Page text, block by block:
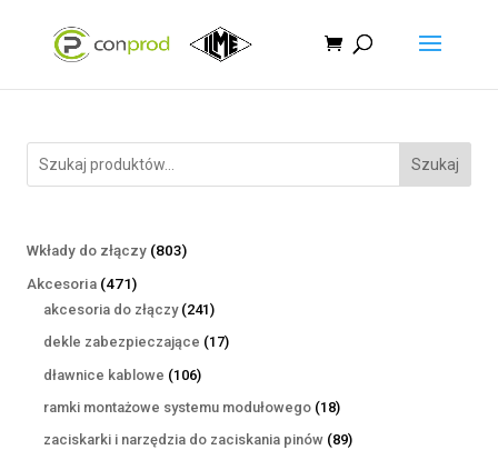
Szukaj
Wkłady do złączy 803803
Akcesoria 471471
produktów
akcesoria do złączy 241241
produktów
dekle zabezpieczające 1717
dławnice kablowe 106106
produktów
ramki montażowe systemu modułowego 1818
produktów
zaciskarki i narzędzia do zaciskania pinów 8989